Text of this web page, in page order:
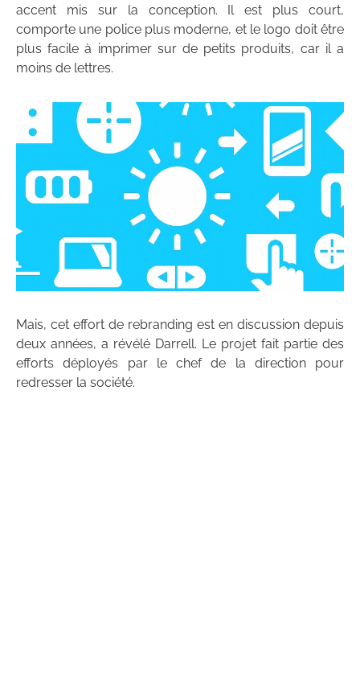
accent mis sur la conception. Il est plus court,
comporte une police plus moderne, et le logo doit être
plus facile à imprimer sur de petits produits, car il a
moins de lettres.
Mais, cet effort de rebranding est en discussion depuis
deux années, a révélé Darrell. Le projet fait partie des
efforts déployés par le chef de la direction pour
redresser la société.